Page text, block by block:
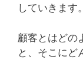
していきます。
顧客とはどの
と、そこにど